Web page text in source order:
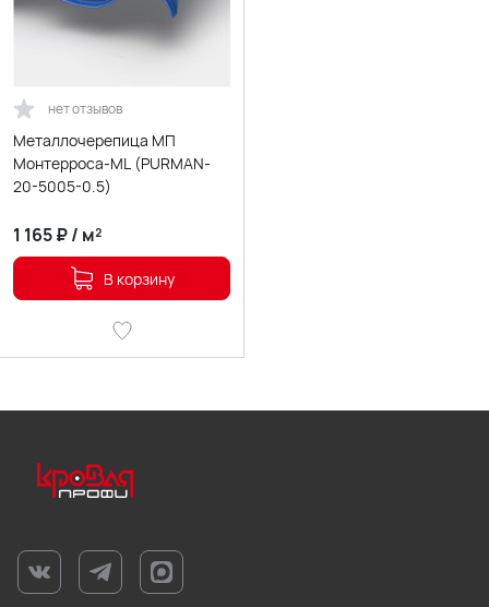
нет отзывов
Металлочерепица МП
Монтерроса-ML (PURMAN-
20-5005-0.5)
1 165₽/ м²
В корзину